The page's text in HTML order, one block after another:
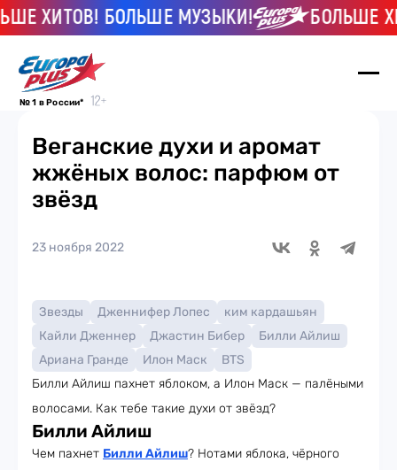
ХИТОВ! БОЛЬШЕ МУЗЫКИ! БОЛЬШЕ
№ 1 в России*
Веганские духи и аромат
жжёных волос: парфюм от
звёзд
23 ноября 2022
Звезды Дженнифер Лопес
ким кардашьян
Кайли Дженнер
Джастин Бибер
Билли Айлиш
Ариана Гранде
Илон Маск
BTS
Билли Айлиш пахнет яблоком, а Илон Маск — палёными
волосами. Как тебе такие духи от звёзд?
Билли Айлиш
Чем пахнет Билли Айлиш? Нотами яблока, чёрного